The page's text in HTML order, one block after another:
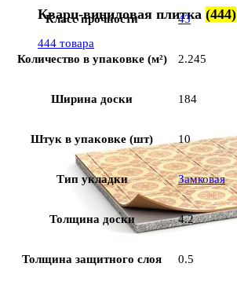
Кварц-виниловая плитка (444)
444 товара
Класс прочности 43
Количество в упаковке (м²) 2.245
Ширина доски 184
Штук в упаковке (шт) 10
Тип укладки Замковая
Толщина доски 4.2
Толщина защитного слоя 0.5